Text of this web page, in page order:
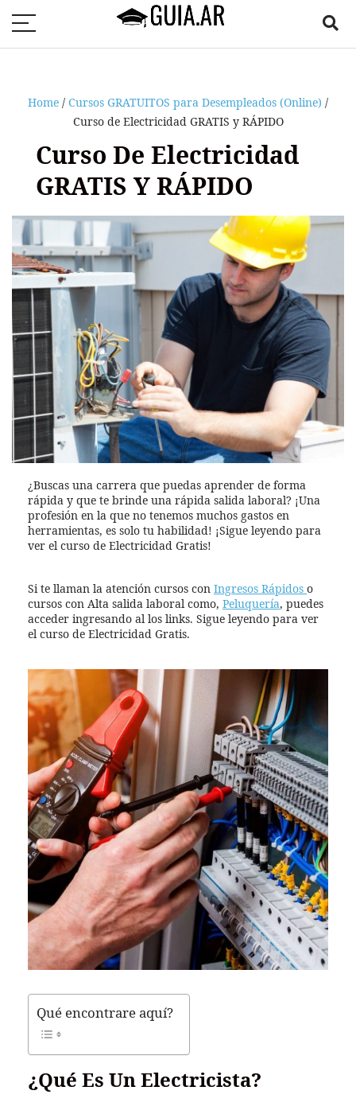
Home / Cursos GRATUITOS para Desempleados (Online) /
Curso de Electricidad GRATIS y RÁPIDO
Curso De Electricidad
GRATIS Y RÁPIDO
¿Buscas una carrera que puedas aprender de forma
rápida y que te brinde una rápida salida laboral? ¡Una
profesión en la que no tenemos muchos gastos en
herramientas, es solo tu habilidad! ¡Sigue leyendo para
ver el curso de Electricidad Gratis!
Si te llaman la atención cursos con Ingresos Rápidos o
cursos con Alta salida laboral como, Peluquería, puedes
acceder ingresando al los links. Sigue leyendo para ver
el curso de Electricidad Gratis.
Qué encontrare aquí?
¿Qué Es Un Electricista?